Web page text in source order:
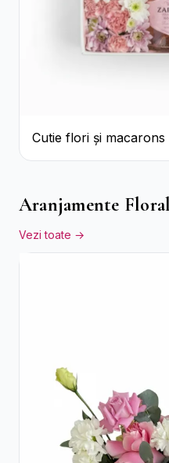
Cutie flori și macarons
Aranjamente
Vezi toate →